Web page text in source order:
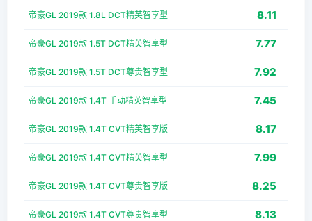
帝豪GL 2019款 1.8L DCT精英智享型 8.11
帝豪GL 2019款 1.5T DCT精英智享型 7.77
帝豪GL 2019款 1.5T DCT尊贵智享型 7.92
帝豪GL 2019款 1.4T 手动精英智享型 7.45
帝豪GL 2019款 1.4T CVT精英智享版 8.17
帝豪GL 2019款 1.4T CVT精英智享型 7.99
帝豪GL 2019款 1.4T CVT尊贵智享版 8.25
帝豪GL 2019款 1.4T CVT尊贵智享型 8.13